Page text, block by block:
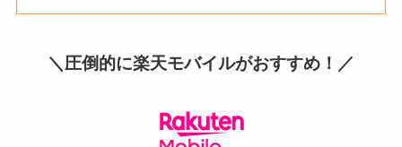
＼圧倒的に楽天モバイルがおすすめ！／